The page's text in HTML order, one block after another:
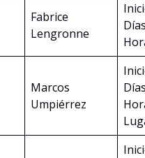
Fabrice
Lengronne
Marcos
Umpiérrez